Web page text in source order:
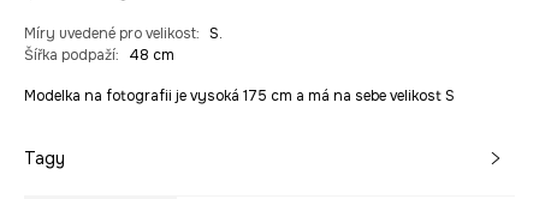
Míry uvedené pro velikost: S.
Šířka podpaží: 48 cm
Modelka na fotografii je vysoká 175 cm a má na sebe velikost S
Tagy